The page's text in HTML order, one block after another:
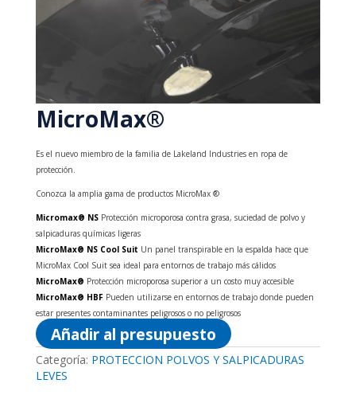
MicroMax®
Es el nuevo miembro de la familia de Lakeland Industries en ropa de
protección.
Conozca la amplia gama de productos MicroMax ®
Micromax® NSProtección microporosa contra grasa, suciedad de polvo y
salpicaduras químicas ligeras
MicroMax® NS Cool Suit Un panel transpirable en la espalda hace que
MicroMax Cool Suit sea ideal para entornos de trabajo más cálidos
MicroMax® Protección microporosa superior a un costo muy accesible
MicroMax® HBFPueden utilizarse en entornos de trabajo donde pueden
estar presentes contaminantes peligrosos o no peligrosos
Añadir al presupuesto
Categoría: PROTECCION POLVOS Y SALPICADURAS
LEVES